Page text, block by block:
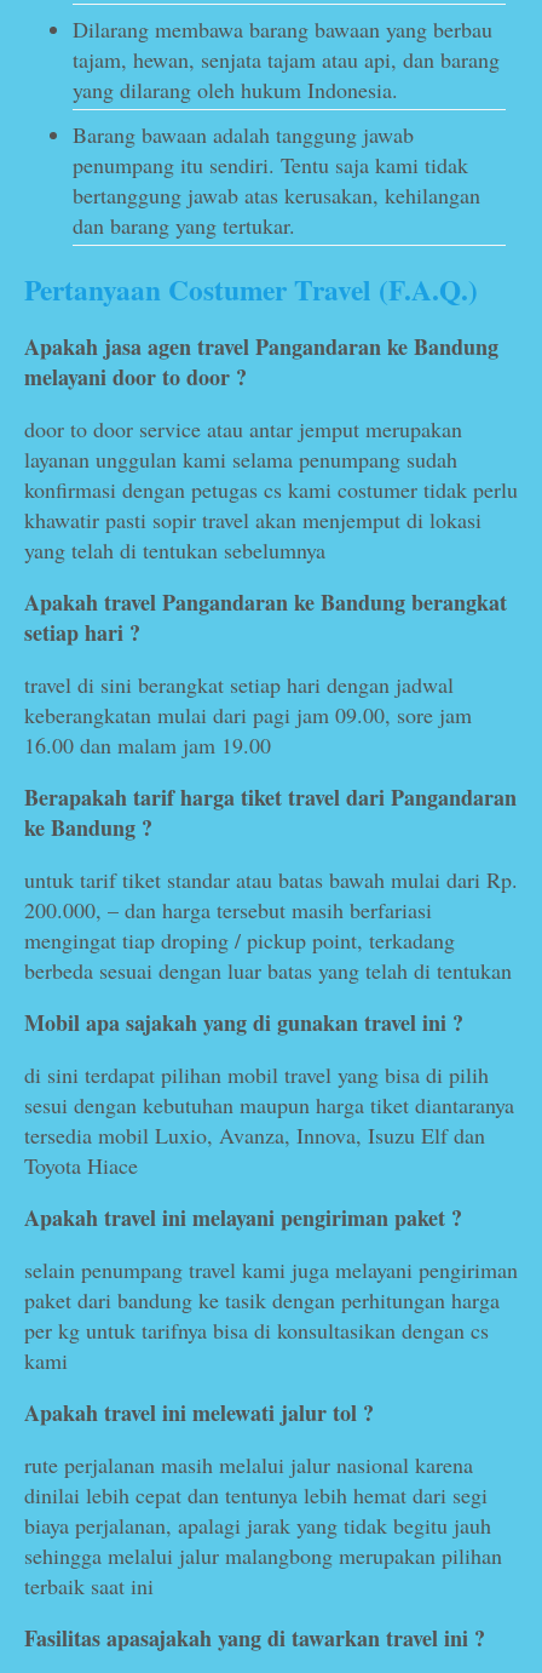
Dilarang membawa barang bawaan yang berbau
tajam, hewan, senjata tajam atau api, dan barang
yang dilarang oleh hukum Indonesia.
Barang bawaan adalah tanggung jawab
penumpang itu sendiri. Tentu saja kami tidak
bertanggung jawab atas kerusakan, kehilangan
dan barang yang tertukar.
Pertanyaan Costumer Travel (F.A.Q.)
Apakah jasa agen travel Pangandaran ke Bandung
melayani door to door ?
door to door service atau antar jemput merupakan
layanan unggulan kami selama penumpang sudah
konfirmasi dengan petugas cs kami costumer tidak perlu
khawatir pasti sopir travel akan menjemput di lokasi
yang telah di tentukan sebelumnya
Apakah travel Pangandaran ke Bandung berangkat
setiap hari ?
travel di sini berangkat setiap hari dengan jadwal
keberangkatan mulai dari pagi jam 09.00, sore jam
16.00 dan malam jam 19.00
Berapakah tarif harga tiket travel dari Pangandaran
ke Bandung ?
untuk tarif tiket standar atau batas bawah mulai dari Rp.
200.000, – dan harga tersebut masih berfariasi
mengingat tiap droping / pickup point, terkadang
berbeda sesuai dengan luar batas yang telah di tentukan
Mobil apa sajakah yang di gunakan travel ini ?
di sini terdapat pilihan mobil travel yang bisa di pilih
sesui dengan kebutuhan maupun harga tiket diantaranya
tersedia mobil Luxio, Avanza, Innova, Isuzu Elf dan
Toyota Hiace
Apakah travel ini melayani pengiriman paket ?
selain penumpang travel kami juga melayani pengiriman
paket dari bandung ke tasik dengan perhitungan harga
per kg untuk tarifnya bisa di konsultasikan dengan cs
kami
Apakah travel ini melewati jalur tol ?
rute perjalanan masih melalui jalur nasional karena
dinilai lebih cepat dan tentunya lebih hemat dari segi
biaya perjalanan, apalagi jarak yang tidak begitu jauh
sehingga melalui jalur malangbong merupakan pilihan
terbaik saat ini
Fasilitas apasajakah yang di tawarkan travel ini ?